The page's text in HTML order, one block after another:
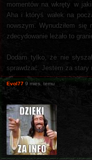
momentów na wkręty w
Aha i któryś wałek na
nowszym. Wynudziłem się
zdecydowanie leżało to
Dodam tylko, że nie
sprawdzać. Jestem za stary
Evol77 9 mies. temu